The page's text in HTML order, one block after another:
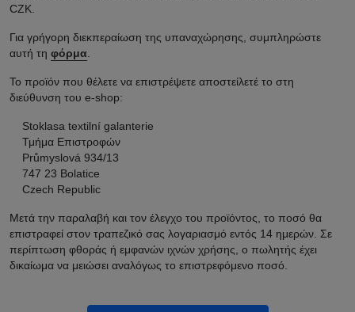
CZK.
Για γρήγορη διεκπεραίωση της υπαναχώρησης, συμπληρώστε
αυτή τη φόρμα
Το προϊόν που θέλετε να επιστρέψετε αποστείλετέ το στη
διεύθυνση του e-shop:
Stoklasa textilní galanterie
Τμήμα Επιστροφών
Průmyslová 934/13
747 23 Bolatice
Czech Republic
Μετά την παραλαβή και τον έλεγχο του προϊόντος, το ποσό θα
επιστραφεί στον τραπεζικό σας λογαριασμό εντός 14 ημερών. Σε
περίπτωση φθοράς ή εμφανών ιχνών χρήσης, ο πωλητής έχει
δικαίωμα να μειώσει αναλόγως το επιστρεφόμενο ποσό.